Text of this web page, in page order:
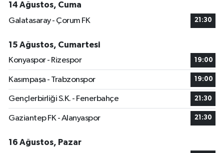
14 Ağustos, Cuma
Galatasaray - Çorum FK
21:30
15 Ağustos, Cumartesi
Konyaspor - Rizespor
19:00
Kasımpaşa - Trabzonspor 19:00
Gençlerbirliği S.K. - Fenerbahçe 21:30
Gaziantep FK - Alanyaspor 21:30
16 Ağustos, Pazar